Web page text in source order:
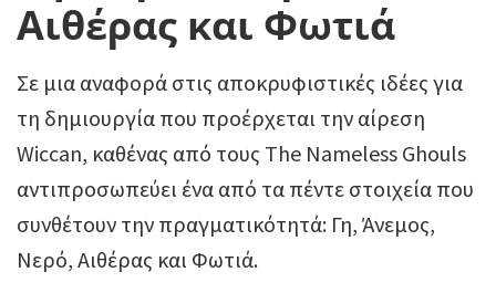
Αιθέρας και Φωτιά
Σε μια αναφορά στις αποκρυφιστικές ιδέες για
τη δημιουργία που προέρχεται την αίρεση
Wiccan, καθένας από τους The Nameless Ghouls
αντιπροσωπεύει ένα από τα πέντε στοιχεία που
συνθέτουν την πραγματικότητά: Γη, Άνεμος,
Νερό, Αιθέρας και Φωτιά.